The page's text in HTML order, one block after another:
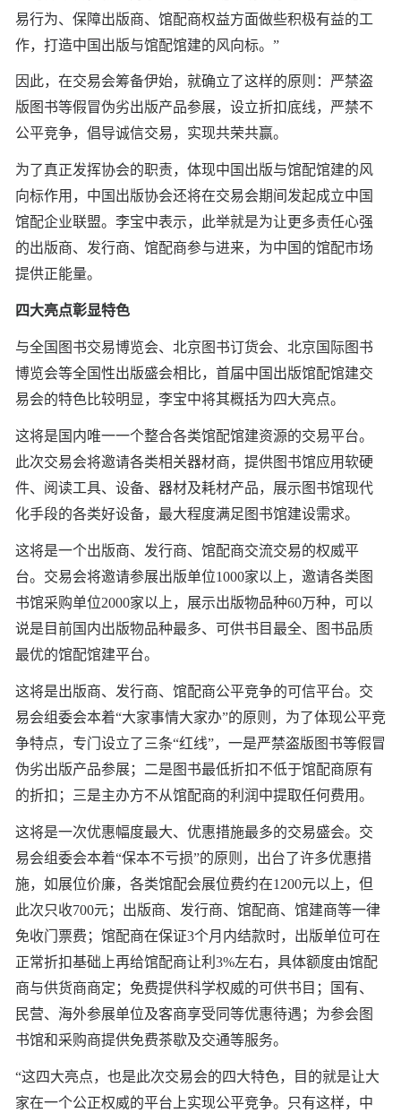
易行为、保障出版商、馆配商权益方面做些积极有益的工
作，打造中国出版与馆配馆建的风向标。”
因此，在交易会筹备伊始，就确立了这样的原则：严禁盗
版图书等假冒伪劣出版产品参展，设立折扣底线，严禁不
公平竞争，倡导诚信交易，实现共荣共赢。
为了真正发挥协会的职责，体现中国出版与馆配馆建的风
向标作用，中国出版协会还将在交易会期间发起成立中国
馆配企业联盟。李宝中表示，此举就是为让更多责任心强
的出版商、发行商、馆配商参与进来，为中国的馆配市场
提供正能量。
四大亮点彰显特色
与全国图书交易博览会、北京图书订货会、北京国际图书
博览会等全国性出版盛会相比，首届中国出版馆配馆建交
易会的特色比较明显，李宝中将其概括为四大亮点。
这将是国内唯一一个整合各类馆配馆建资源的交易平台。
此次交易会将邀请各类相关器材商，提供图书馆应用软硬
件、阅读工具、设备、器材及耗材产品，展示图书馆现代
化手段的各类好设备，最大程度满足图书馆建设需求。
这将是一个出版商、发行商、馆配商交流交易的权威平
台。交易会将邀请参展出版单位1000家以上，邀请各类图
书馆采购单位2000家以上，展示出版物品种60万种，可以
说是目前国内出版物品种最多、可供书目最全、图书品质
最优的馆配馆建平台。
这将是出版商、发行商、馆配商公平竞争的可信平台。交
易会组委会本着“大家事情大家办”的原则，为了体现公平竞
争特点，专门设立了三条“红线”，一是严禁盗版图书等假冒
伪劣出版产品参展；二是图书最低折扣不低于馆配商原有
的折扣；三是主办方不从馆配商的利润中提取任何费用。
这将是一次优惠幅度最大、优惠措施最多的交易盛会。交
易会组委会本着“保本不亏损”的原则，出台了许多优惠措
施，如展位价廉，各类馆配会展位费约在1200元以上，但
此次只收700元；出版商、发行商、馆配商、馆建商等一律
免收门票费；馆配商在保证3个月内结款时，出版单位可在
正常折扣基础上再给馆配商让利3%左右，具体额度由馆配
商与供货商商定；免费提供科学权威的可供书目；国有、
民营、海外参展单位及客商享受同等优惠待遇；为参会图
书馆和采购商提供免费茶歇及交通等服务。
“这四大亮点，也是此次交易会的四大特色，目的就是让大
家在一个公正权威的平台上实现公平竞争。只有这样，中